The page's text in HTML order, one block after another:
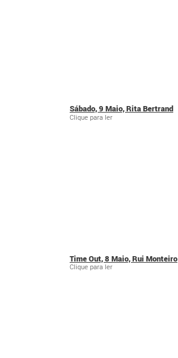
Sábado, 9 Maio, Rita Bertrand
Clique para ler
Time Out, 8 Maio, Rui Monteiro
Clique para ler